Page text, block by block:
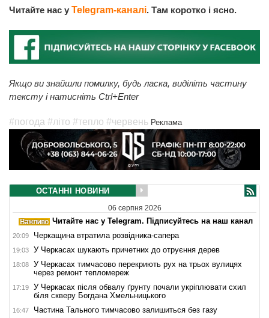
Читайте нас у Telegram-каналі. Там коротко і ясно.
Якщо ви знайшли помилку, будь ласка, виділіть частину
тексту і натисніть Ctrl+Enter
#погода #літо #тепло #червень Реклама
ОСТАННІ НОВИНИ
06 серпня 2026
Читайте нас у Telegram. Підписуйтесь на наш канал
20:09 Черкащина втратила розвідника-сапера
19:03 У Черкасах шукають причетних до отруєння дерев
18:08
У Черкасах тимчасово перекриють рух на трьох вулицях
через ремонт тепломереж
17:19
У Черкасах після обвалу ґрунту почали укріплювати схил
біля скверу Богдана Хмельницького
16:47 Частина Тального тимчасово залишиться без газу